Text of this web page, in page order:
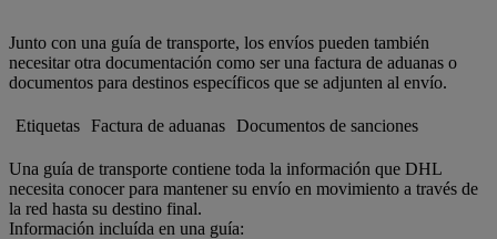
Junto con una guía de transporte, los envíos pueden también
necesitar otra documentación como ser una factura de aduanas o
documentos para destinos específicos que se adjunten al envío.
Etiquetas Factura de aduanas Documentos de sanciones
Una guía de transporte contiene toda la información que DHL
necesita conocer para mantener su envío en movimiento a través de
la red hasta su destino final.
Información incluída en una guía: